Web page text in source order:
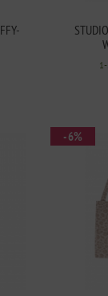
- 6%